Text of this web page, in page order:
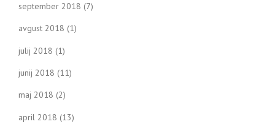
september 2018 (7)
avgust 2018 (1)
julij 2018 (1)
junij 2018 (11)
maj 2018 (2)
april 2018 (13)